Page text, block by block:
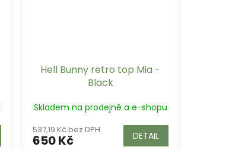
Hell Bunny retro top Mia -
Black
Skladem na prodejně a e-shopu
537,19 Kč bez DPH
650 Kč DETAIL